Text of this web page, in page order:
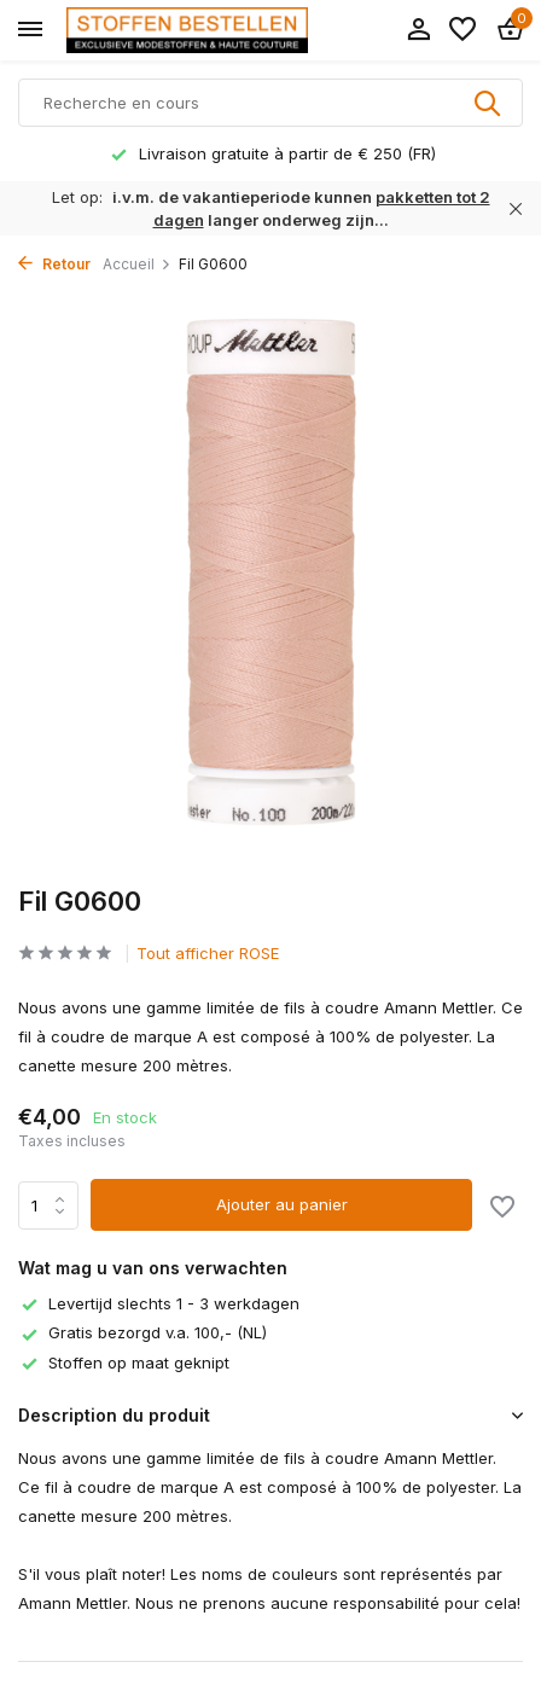
0
Livraison gratuite à partir de € 250 (FR)
Let op: i.v.m. de vakantieperiode kunnen pakketten tot 2
dagen langer onderweg zijn...
Retour Accueil Fil G0600
Fil G0600
Tout afficher ROSE
Nous avons une gamme limitée de fils à coudre Amann Mettler. Ce
fil à coudre de marque A est composé à 100% de polyester. La
canette mesure 200 mètres.
€4,00 En stock
Taxes incluses
Ajouter au panier
Wat mag u van ons verwachten
Levertijd slechts 1 - 3 werkdagen
Gratis bezorgd v.a. 100,- (NL)
Stoffen op maat geknipt
Description du produit
Nous avons une gamme limitée de fils à coudre Amann Mettler.
Ce fil à coudre de marque A est composé à 100% de polyester. La
canette mesure 200 mètres.
S'il vous plaît noter! Les noms de couleurs sont représentés par
Amann Mettler. Nous ne prenons aucune responsabilité pour cela!